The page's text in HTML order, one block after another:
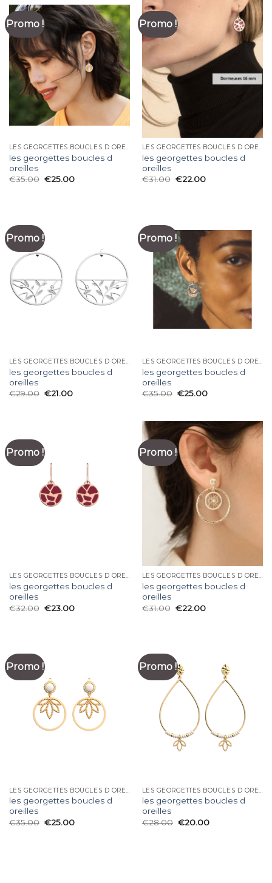
Promo !
LES GEORGETTES BOUCLES D OREILLES
les georgettes boucles d
oreilles
€35.00 €25.00
Promo !
LES GEORGETTES BOUCLES D OREILLES
les georgettes boucles d
oreilles
€31.00 €22.00
Promo !
LES GEORGETTES BOUCLES D OREILLES
les georgettes boucles d
oreilles
€29.00 €21.00
Promo !
LES GEORGETTES BOUCLES D OREILLES
les georgettes boucles d
oreilles
€35.00 €25.00
Promo !
LES GEORGETTES BOUCLES D OREILLES
les georgettes boucles d
oreilles
€32.00 €23.00
Promo !
LES GEORGETTES BOUCLES D OREILLES
les georgettes boucles d
oreilles
€31.00 €22.00
Promo !
LES GEORGETTES BOUCLES D OREILLES
les georgettes boucles d
oreilles
€35.00 €25.00
Promo !
LES GEORGETTES BOUCLES D OREILLES
les georgettes boucles d
oreilles
€28.00 €20.00